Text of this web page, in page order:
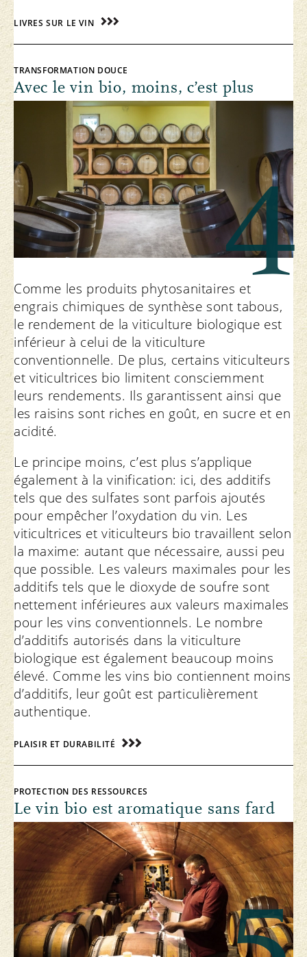
LIVRES SUR LE VIN
TRANSFORMATION DOUCE
Avec le vin bio, moins, c’est plus
4
Comme les produits phytosanitaires et
engrais chimiques de synthèse sont tabous,
le rendement de la viticulture biologique est
inférieur à celui de la viticulture
conventionnelle. De plus, certains viticulteurs
et viticultrices bio limitent consciemment
leurs rendements. Ils garantissent ainsi que
les raisins sont riches en goût, en sucre et en
acidité.
Le principe moins, c’est plus s’applique
également à la vinification: ici, des additifs
tels que des sulfates sont parfois ajoutés
pour empêcher l’oxydation du vin. Les
viticultrices et viticulteurs bio travaillent selon
la maxime: autant que nécessaire, aussi peu
que possible. Les valeurs maximales pour les
additifs tels que le dioxyde de soufre sont
nettement inférieures aux valeurs maximales
pour les vins conventionnels. Le nombre
d’additifs autorisés dans la viticulture
biologique est également beaucoup moins
élevé. Comme les vins bio contiennent moins
d’additifs, leur goût est particulièrement
authentique.
PLAISIR ET DURABILITÉ
PROTECTION DES RESSOURCES
Le vin bio est aromatique sans fard